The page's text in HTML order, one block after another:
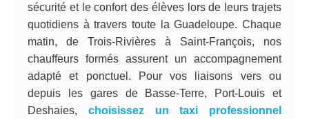
sécurité et le confort des élèves lors de leurs trajets
quotidiens à travers toute la Guadeloupe. Chaque
matin, de Trois-Rivières à Saint-François, nos
chauffeurs formés assurent un accompagnement
adapté et ponctuel. Pour vos liaisons vers ou
depuis les gares de Basse-Terre, Port-Louis et
Deshaies, choisissez un taxi professionnel